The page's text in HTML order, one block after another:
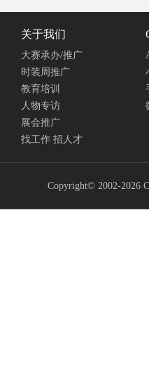
关于我们
大赛承办/推广
时装周推广
教育培训
人物专访
展会推广
找工作 招人才
Copyright© 2002-2026